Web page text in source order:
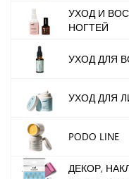
УХОД И
НОГТЕЙ
УХОД ДЛЯ
УХОД ДЛЯ
PODO LINE
ДЕКОР,